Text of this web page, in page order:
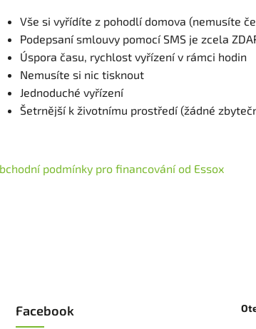
Vše si vyřídíte z pohodlí domova (nemusíte
Podepsaní smlouvy pomocí SMS je zcela
Úspora času, rychlost vyřízení v rámci hodin
Nemusíte si nic tisknout
Jednoduché vyřízení
Šetrnější k životnímu prostředí (žádné
podmínky pro financování od Essox
Facebook